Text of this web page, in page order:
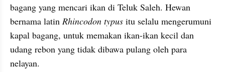
bagang yang mencari ikan di Teluk Saleh. Hewan
bernama latin Rhincodon typus itu selalu mengerumuni
kapal bagang, untuk memakan ikan-ikan kecil dan
udang rebon yang tidak dibawa pulang oleh para
nelayan.